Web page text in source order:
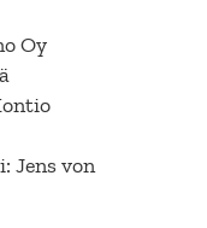
Oy
Jens von